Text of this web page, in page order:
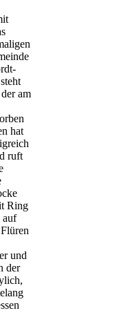
am
hat
ruft
Ring
auf
und
der